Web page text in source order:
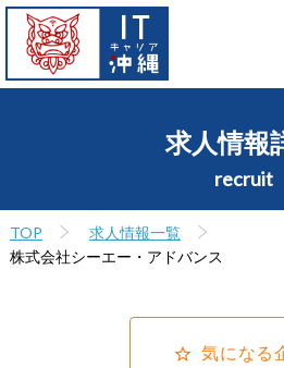
求人情報
recruit
TOP
求人情報一覧
株式会社シーエー・アドバンス
気になる